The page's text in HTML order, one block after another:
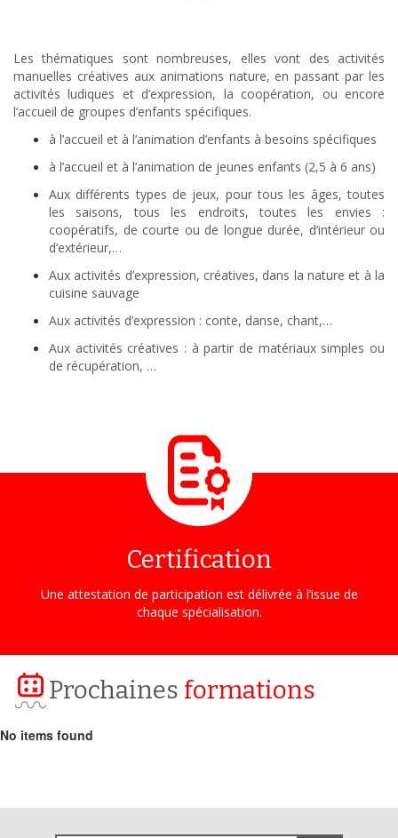
Les thématiques sont nombreuses, elles vont des activités
manuelles créatives aux animations nature, en passant par les
activités ludiques et d’expression, la coopération, ou encore
l’accueil de groupes d’enfants spécifiques.
à l’accueil et à l’animation d’enfants à besoins spécifiques
à l’accueil et à l’animation de jeunes enfants (2,5 à 6 ans)
Aux différents types de jeux, pour tous les âges, toutes
les saisons, tous les endroits, toutes les envies :
coopératifs, de courte ou de longue durée, d’intérieur ou
d’extérieur,…
Aux activités d’expression, créatives, dans la nature et à la
cuisine sauvage
Aux activités d’expression : conte, danse, chant,…
Aux activités créatives : à partir de matériaux simples ou
de récupération, …
Certification
Une attestation de participation est délivrée à l’issue de
chaque spécialisation.
Prochaines formations
No items found